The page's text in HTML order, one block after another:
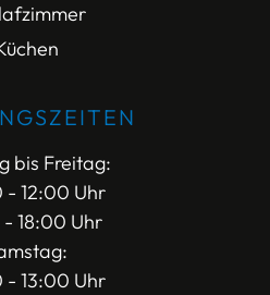
bis Freitag:
12:00 Uhr
18:00 Uhr
13:00 Uhr